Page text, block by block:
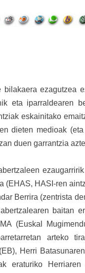
bilakaera ezagutzea
eta iparraldearen
eskainitako
dieten medioak
duen garrantzia
(EHAS, HASI-ren
Berrira (zentrista
baitan
(Euskal
arteko
Herri
eraturiko